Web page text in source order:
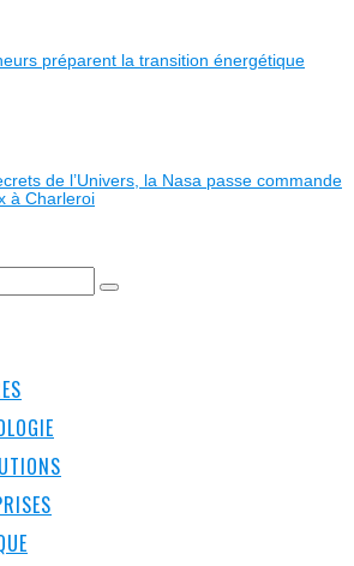
préparent la transition énergétique
de l’Univers, la Nasa passe commande
à Charleroi